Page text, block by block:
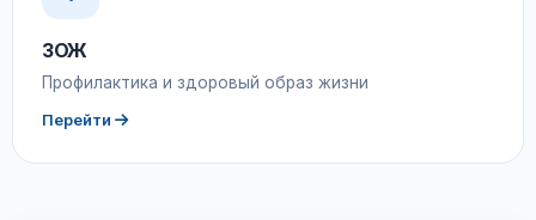
ЗОЖ
Профилактика и здоровый образ жизни
Перейти